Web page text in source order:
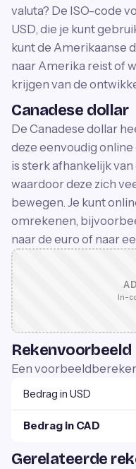
valuta? De ISO-code
USD, die je kunt
kunt de Amerikaanse
naar Amerika reist of
krijgen van de
Canadese dollar
De Canadese dollar
deze eenvoudig
is sterk afhankelijk
waardoor deze zich
bewegen. Je kunt
omrekenen,
naar de euro of naar
In-
Rekenvoorbeeld
Een
Bedrag in USD
Bedrag in CAD
Gerelateerde